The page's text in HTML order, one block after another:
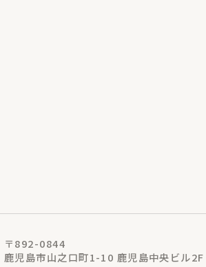
〒892-0844
鹿児島市山之口町1-10 鹿児島中央ビル2F